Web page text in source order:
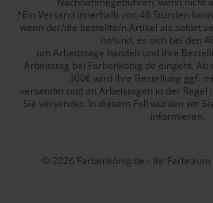
*Ein Versand innerhalb von 48 Stunden
wenn der/die bestellte/n Artikel als sofort
ist/sind, es sich bei den
um Arbeitstage handelt und Ihre
Arbeitstag bei Farbenkönig.de eingeht.
300€ wird Ihre Bestellung ggf.
versendet und an Arbeistagen in der Regel
Sie versendet. In diesem Fall würden wir
informieren.
© 2026 Farbenkönig.de - Ihr